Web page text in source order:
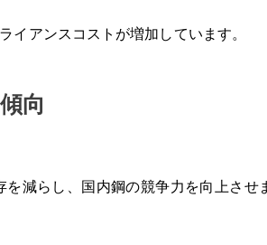
イアンスコストが増加しています。
向
減らし、国内鋼の競争力を向上させ